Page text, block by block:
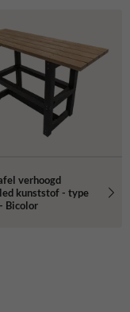
verhoogd
kunststof - type
Bicolor